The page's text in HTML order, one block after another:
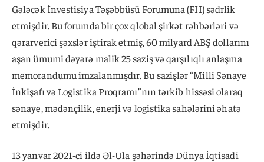
Gələcək İnvestisiya Təşəbbüsü Forumuna (FII) sədrlik
etmişdir. Bu forumda bir çox qlobal şirkət rəhbərləri və
qərarverici şəxslər iştirak etmiş, 60 milyard ABŞ dollarını
aşan ümumi dəyərə malik 25 saziş və qarşılıqlı anlaşma
memorandumu imzalanmışdır. Bu sazişlər “Milli Sənaye
İnkişafı və Logistika Proqramı”nın tərkib hissəsi olaraq
sənaye, mədənçilik, enerji və logistika sahələrini əhatə
etmişdir.
13 yanvar 2021-ci ildə Əl-Ula şəhərində Dünya İqtisadi